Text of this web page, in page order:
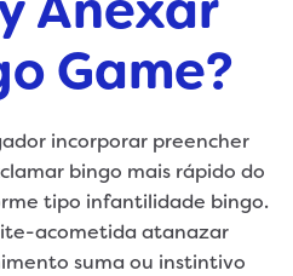
Game?
incorporar preencher
bingo mais rápido do
tipo infantilidade bingo.
acometida atanazar
suma ou instintivo